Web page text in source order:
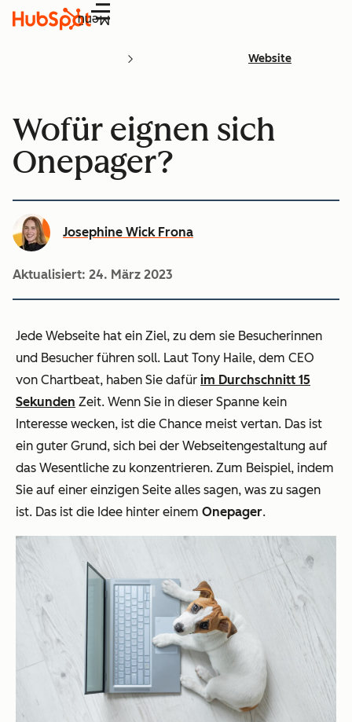
Menü
Website
Wofür eignen sich
Onepager?
Josephine Wick Frona
Aktualisiert: 24. März 2023
Jede Webseite hat ein Ziel, zu dem sie Besucherinnen
und Besucher führen soll. Laut Tony Haile, dem CEO
von Chartbeat, haben Sie dafür im Durchschnitt 15
Sekunden Zeit. Wenn Sie in dieser Spanne kein
Interesse wecken, ist die Chance meist vertan. Das ist
ein guter Grund, sich bei der Webseitengestaltung auf
das Wesentliche zu konzentrieren. Zum Beispiel, indem
Sie auf einer einzigen Seite alles sagen, was zu sagen
ist. Das ist die Idee hinter einem Onepager.